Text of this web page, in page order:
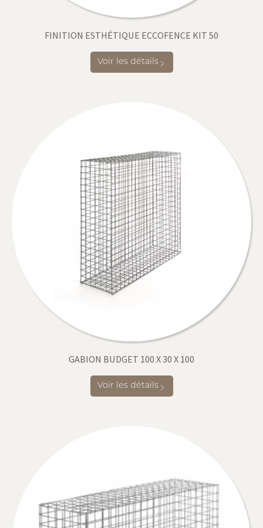
FINITION ESTHÉTIQUE ECCOFENCE KIT 50
Voir les détails
GABION BUDGET 100 X 30 X 100
Voir les détails